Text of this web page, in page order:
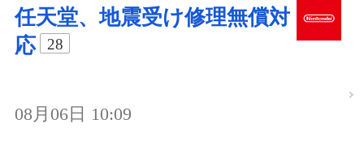
任天堂、地震受け修理無償対
応
28
08月06日 10:09